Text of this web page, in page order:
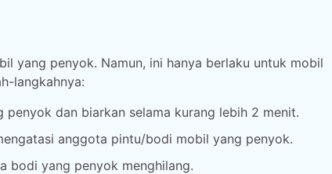
yang penyok. Namun, ini hanya berlaku untuk mobil
langkahnya:
dan biarkan selama kurang lebih 2 menit.
anggota pintu/bodi mobil yang penyok.
bodi yang penyok menghilang.